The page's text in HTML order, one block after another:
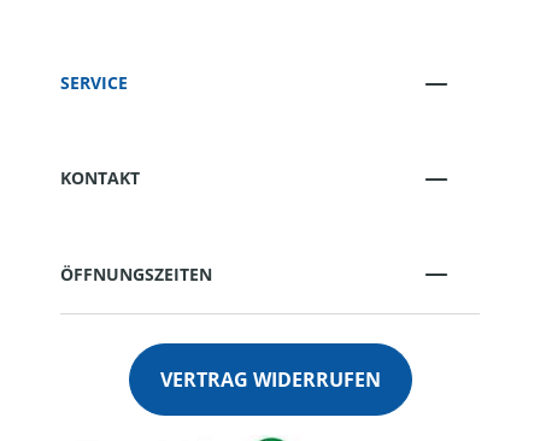
SERVICE
KONTAKT
ÖFFNUNGSZEITEN
VERTRAG WIDERRUFEN